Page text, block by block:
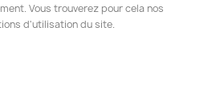
Vous trouverez pour cela nos
d'utilisation du site.